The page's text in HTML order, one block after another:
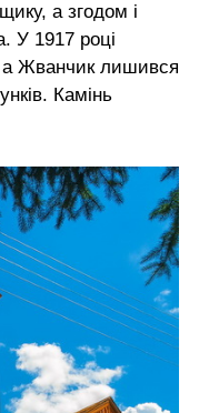
а згодом і
У 1917 році
а Жванчик лишився
Камінь